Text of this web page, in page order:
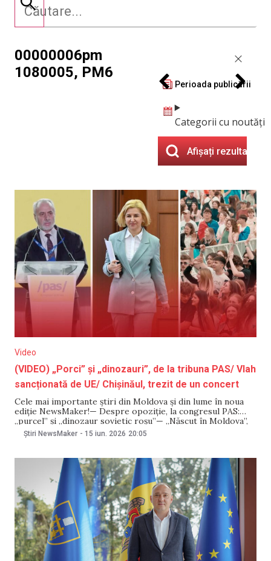
00000006pm
1080005, PM6
Perioada publicării
Categorii cu noutăți
Afișați rezultatele
Video
(VIDEO) „Porci” și „dinozauri”, de la tribuna PAS/ Vlah
sancționată de UE/ Chișinăul, trezit de un concert
Cele mai importante știri din Moldova și din lume în noua
ediție NewsMaker!— Despre opoziție, la congresul PAS:
„purcel” și „dinozaur sovietic roșu”— „Născut în Moldova”,
criticat pentru zgomot. Ce spune ministrul Sănătății?— Vlah
și alte 5 persoane, incluse în lista de sancțiuni a UE— Unde
Știri NewsMaker - 15 iun. 2026 20:05